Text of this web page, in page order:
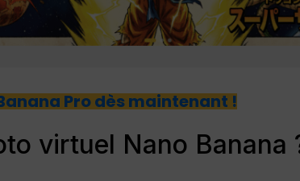
Pro dès maintenant !
virtuel Nano Banana